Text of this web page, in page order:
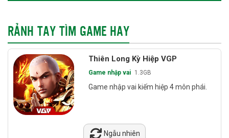
RẢNH TAY TÌM GAME HAY
Thiên Long Kỳ Hiệp VGP
Game nhập vai 1.3GB
Game nhập vai kiếm hiệp 4 môn phái.
Ngẫu nhiên